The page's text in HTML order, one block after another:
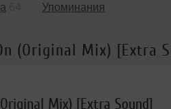
Упоминания
(Original Mix) [Extra
Mix) [Extra Sound]